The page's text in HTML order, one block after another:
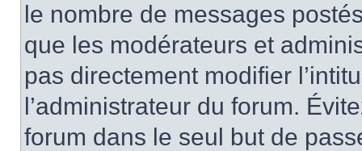
le nombre de messages
que les modérateurs et
pas directement modifier
l’administrateur du forum.
forum dans le seul but de